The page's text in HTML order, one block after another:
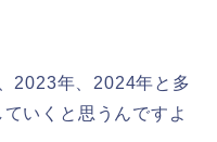
2023年、2024年と多
いくと思うんですよ